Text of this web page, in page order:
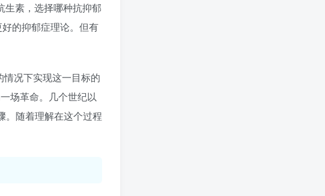
生素，选择哪种抗抑郁
的抑郁症理论。但有
况下实现这一目标的
场革命。几个世纪以
随着理解在这个过程